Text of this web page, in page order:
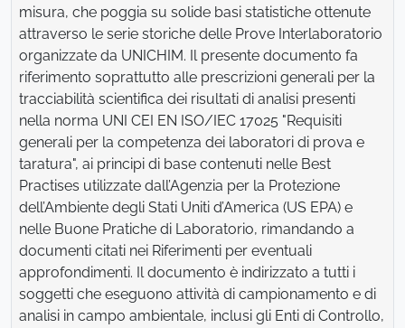
misura, che poggia su solide basi statistiche ottenute
attraverso le serie storiche delle Prove Interlaboratorio
organizzate da UNICHIM. Il presente documento fa
riferimento soprattutto alle prescrizioni generali per la
tracciabilità scientifica dei risultati di analisi presenti
nella norma UNI CEI EN ISO/IEC 17025 "Requisiti
generali per la competenza dei laboratori di prova e
taratura", ai principi di base contenuti nelle Best
Practises utilizzate dall’Agenzia per la Protezione
dell’Ambiente degli Stati Uniti d’America (US EPA) e
nelle Buone Pratiche di Laboratorio, rimandando a
documenti citati nei Riferimenti per eventuali
approfondimenti. Il documento è indirizzato a tutti i
soggetti che eseguono attività di campionamento e di
analisi in campo ambientale, inclusi gli Enti di Controllo,